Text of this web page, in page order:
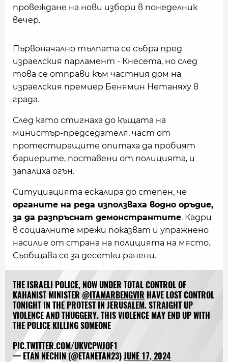
провеждане на нови избори в понеделник
вечер.
Първоначално тълпата се събра пред
израелския парламент - Кнесета, но след
това се отправи към частния дом на
израелския премиер Бенямин Нетаняху в
града.
След като стигнаха до къщата на
министър-председателя, част от
протестиращите опитаха да пробият
бариерите, поставени от полицията, и
запалиха огън.
Ситуциацията ескалира до степен, че
органите на реда използваха водно оръдие,
за да разпръснат демонстрантите. Кадри
в социалните мрежи показват и упражнено
насилие от страна на полицията на място.
Съобщава се за десетки ранени.
THE ISRAELI POLICE, NOW UNDER TOTAL CONTROL OF
KAHANIST MINISTER@ITAMARBENGVIR HAVE LOST CONTROL
TONIGHT IN THE PROTEST IN JERUSALEM. STRAIGHT UP
VIOLENCE AND THUGGERY. THIS VIOLENCE MAY END UP WITH
THE POLICE KILLING SOMEONE
PIC.TWITTER.COM/UKVCPWJOF1
— ETAN NECHIN (@ETANETAN23)JUNE 17, 2024